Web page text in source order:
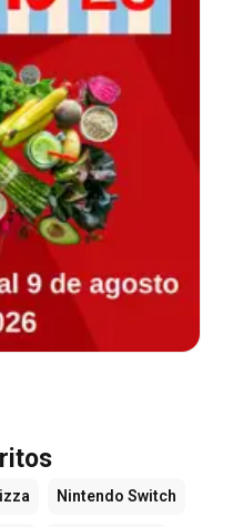
Nintendo Switch